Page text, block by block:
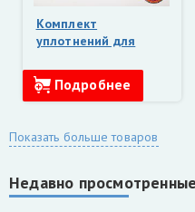
Комплект
уплотнений для
HC-D 6/6
Подробнее
Показать больше товаров
Недавно